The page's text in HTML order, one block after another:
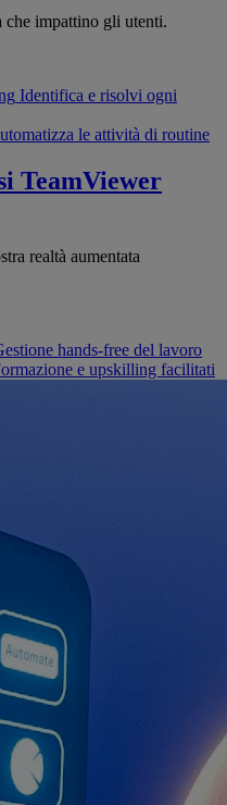
impattino gli utenti.
Identifica e risolvi ogni
le attività di routine
TeamViewer
realtà aumentata
hands-free del lavoro
e upskilling facilitati